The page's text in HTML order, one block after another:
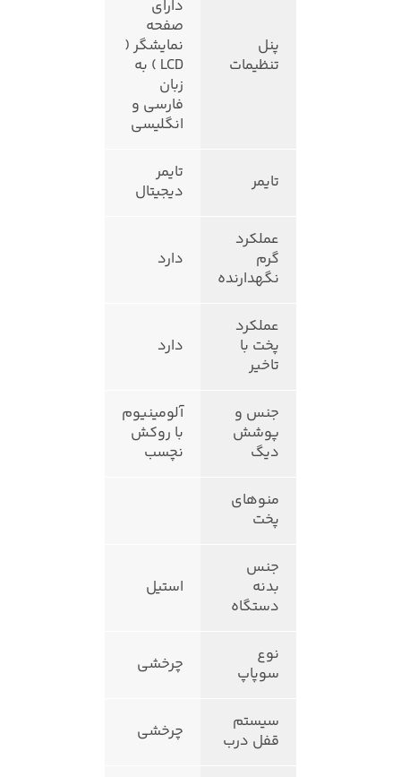
پنل
تنظیمات
دارای
صفحه
نمایشگر (
LCD ) به
زبان
فارسی و
انگلیسی
تایمر
تایمر
دیجیتال
عملکرد
گرم
نگهدارنده
دارد
عملکرد
پخت با
تاخیر
دارد
جنس و
پوشش
دیگ
آلومینیوم
با روکش
نچسب
منوهای
پخت
جنس
بدنه
دستگاه
استیل
نوع
سوپاپ
چرخشی
سیستم
قفل درب
چرخشی